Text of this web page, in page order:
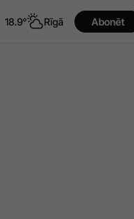
18.9° Rīgā Abonēt